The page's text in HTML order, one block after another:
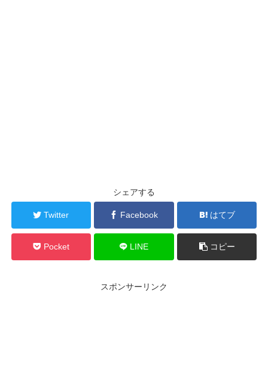
シェアする
Twitter Facebook はてブ
Pocket LINE コピー
スポンサーリンク